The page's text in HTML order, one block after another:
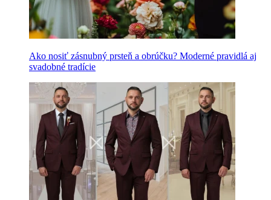
Ako nosiť zásnubný prsteň a obrúčku? Moderné pravidlá aj
svadobné tradície